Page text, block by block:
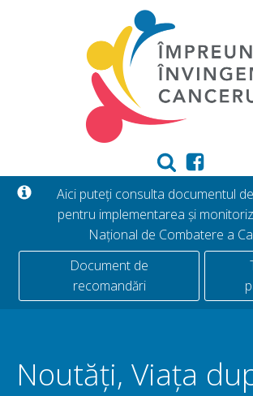
Aici puteți consulta documentul
pentru implementarea și
Național de Combatere a
Document de
recomandări
Noutăți, Viața